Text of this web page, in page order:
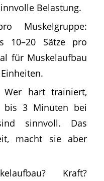
Belastung.
Muskelgruppe:
10–20 Sätze pro
für Muskelaufbau
Wer hart trainiert,
bis 3 Minuten bei
sinnvoll. Das
macht sie aber
Kraft?